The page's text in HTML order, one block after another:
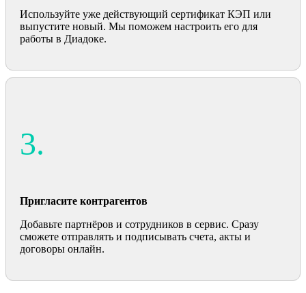
Используйте уже действующий сертификат КЭП или
выпустите новый. Мы поможем настроить его для
работы в Диадоке.
3.
Пригласите контрагентов
Добавьте партнёров и сотрудников в сервис. Сразу
сможете отправлять и подписывать счета, акты и
договоры онлайн.